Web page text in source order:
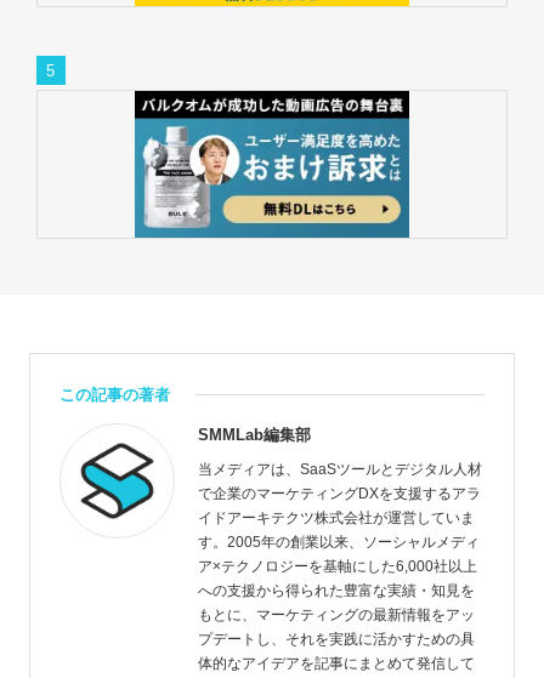
この記事の著者
SMMLab編集部
当メディアは、SaaSツールとデジタル人材
で企業のマーケティングDXを支援するアラ
イドアーキテクツ株式会社が運営していま
す。2005年の創業以来、ソーシャルメディ
ア×テクノロジーを基軸にした6,000社以上
への支援から得られた豊富な実績・知見を
もとに、マーケティングの最新情報をアッ
プデートし、それを実践に活かすための具
体的なアイデアを記事にまとめて発信して